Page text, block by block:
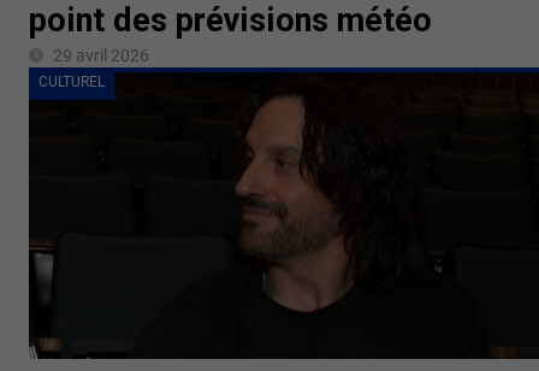
point des prévisions météo
29 avril 2026
CULTUREL